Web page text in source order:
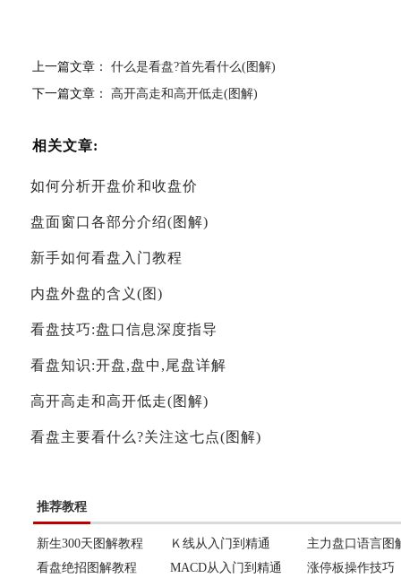
上一篇文章： 什么是看盘?首先看什么(图解)
下一篇文章： 高开高走和高开低走(图解)
相关文章:
如何分析开盘价和收盘价
盘面窗口各部分介绍(图解)
新手如何看盘入门教程
内盘外盘的含义(图)
看盘技巧:盘口信息深度指导
看盘知识:开盘,盘中,尾盘详解
高开高走和高开低走(图解)
看盘主要看什么?关注这七点(图解)